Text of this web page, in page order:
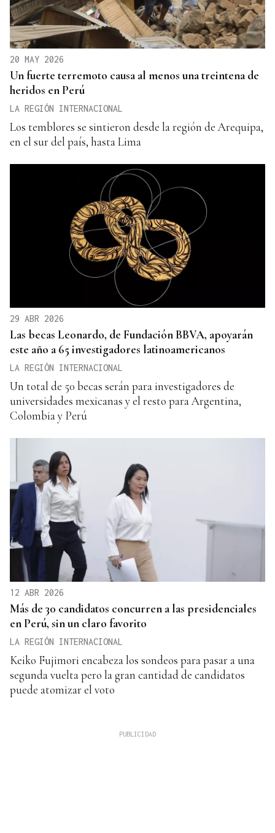
20 MAY 2026
Un fuerte terremoto causa al menos una treintena de
heridos en Perú
LA REGIÓN INTERNACIONAL
Los temblores se sintieron desde la región de Arequipa,
en el sur del país, hasta Lima
29 ABR 2026
Las becas Leonardo, de Fundación BBVA, apoyarán
este año a 65 investigadores latinoamericanos
LA REGIÓN INTERNACIONAL
Un total de 50 becas serán para investigadores de
universidades mexicanas y el resto para Argentina,
Colombia y Perú
12 ABR 2026
Más de 30 candidatos concurren a las presidenciales
en Perú, sin un claro favorito
LA REGIÓN INTERNACIONAL
Keiko Fujimori encabeza los sondeos para pasar a una
segunda vuelta pero la gran cantidad de candidatos
puede atomizar el voto